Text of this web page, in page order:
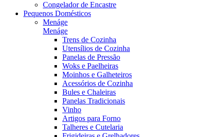
Congelador de Encastre
Pequenos Domésticos
Menáge
Menáge
Trens de Cozinha
Utensílios de Cozinha
Panelas de Pressão
Woks e Paelheiras
Moinhos e Galheteiros
Acessórios de Cozinha
Bules e Chaleiras
Panelas Tradicionais
Vinho
Artigos para Forno
Talheres e Cutelaria